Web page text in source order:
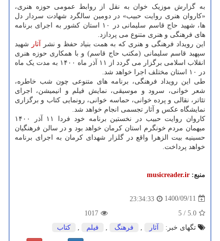
به گزارش موزیک خوان به نقل از روابط عمومی حوزه هنری،
«کاروان هنری روایت حبیب» در دومین سالگرد شهادت سردار دل
ها، شهید حاج قاسم سلیمانی در ۱۰ استان کشور به اجرای برنامه
های فرهنگی و هنری متنوع می پردازد.
این رویداد فرهنگی و هنری که به همت بنیاد حفظ و نشر آثار
شهید
سپهبد قاسم سلیمانی (مکتب حاج قاسم) و با همکاری حوزه هنری
انقلاب اسلامی برگزار می گردد از ۱۱ آذر ماه ۱۴۰۰ به مدت یک ماه
در ۱۰ استان مختلف اجرا خواهد شد.
طی این رویداد فرهنگی، برنامه های متنوعی چون شب خاطره،
شعر خوانی، سرود و موسیقی، نمایش فیلم و انیمیشن، اجرای
تئاتر، نقالی و پرده خوانی، حماسه خوانی، رونمایی کتاب و برگزاری
نمایشگاه عکس و آثار تجسمی انجام خواهد شد.
کاروان روایت حبیب در نخستین برنامه خود فردا ۱۱ آذر ۱۴۰۰
میهمان مردم خونگرم استان کرمان خواهد بود و در سالن فرهنگیان
حسینیه بیت الزهرا واقع در گلزار شهدای کرمان به اجرای برنامه
خواهد پرداخت.
منبع: musicreader.ir
1400/09/11
23:34:33
5.0
/
5
1017
تگهای خبر:
آثار فرهنگ فیلم كتاب